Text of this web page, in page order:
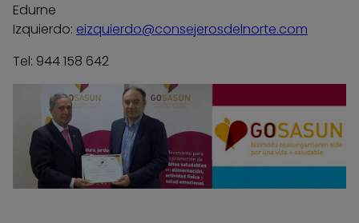
Edurne
Izquierdo: eizquierdo@consejerosdelnorte.com
Tel: 944 158 642